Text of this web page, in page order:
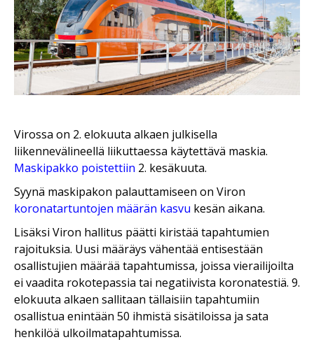
Virossa on 2. elokuuta alkaen julkisella
liikennevälineellä liikuttaessa käytettävä maskia.
Maskipakko poistettiin 2. kesäkuuta.
Syynä maskipakon palauttamiseen on Viron
koronatartuntojen määrän kasvu kesän aikana.
Lisäksi Viron hallitus päätti kiristää tapahtumien
rajoituksia. Uusi määräys vähentää entisestään
osallistujien määrää tapahtumissa, joissa vierailijoilta
ei vaadita rokotepassia tai negatiivista koronatestiä. 9.
elokuuta alkaen sallitaan tällaisiin tapahtumiin
osallistua enintään 50 ihmistä sisätiloissa ja sata
henkilöä ulkoilmatapahtumissa.